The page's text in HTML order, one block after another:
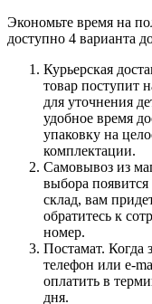
Экономьте время на
доступно 4 варианта
Курьерская
товар поступит
для уточнения
удобное время
упаковку на
комплектации.
Самовывоз из
выбора появится
склад, вам
обратитесь к
номер.
Постамат. Когда
телефон или e-
оплатить в
дня.